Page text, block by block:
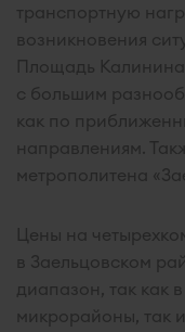
транспортную
возникновения
Площадь Калинина
с большим
как по
направлениям.
метрополитена
Цены на
в Заельцовском
диапазон, так как
микрорайоны, так